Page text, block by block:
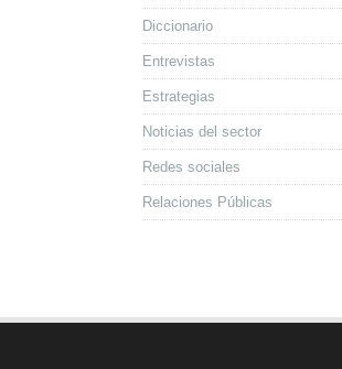
Diccionario
Entrevistas
Estrategias
Noticias del sector
Redes sociales
Relaciones Públicas